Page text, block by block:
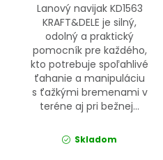
Lanový navijak KD1563
KRAFT&DELE je silný,
odolný a praktický
pomocník pre každého,
kto potrebuje spoľahlivé
ťahanie a manipuláciu
s ťažkými bremenami v
teréne aj pri bežnej...
Skladom